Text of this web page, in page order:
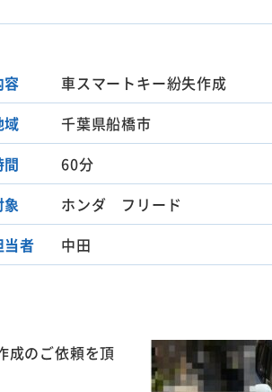
容
車スマートキー紛失作成
域
千葉県船橋市
60分
象
ホンダ フリード
当者
中田
成のご依頼を頂